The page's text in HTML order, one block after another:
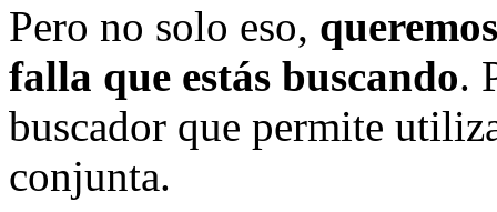
Pero no solo eso,
falla que estás buscando.
buscador que permite
conjunta.